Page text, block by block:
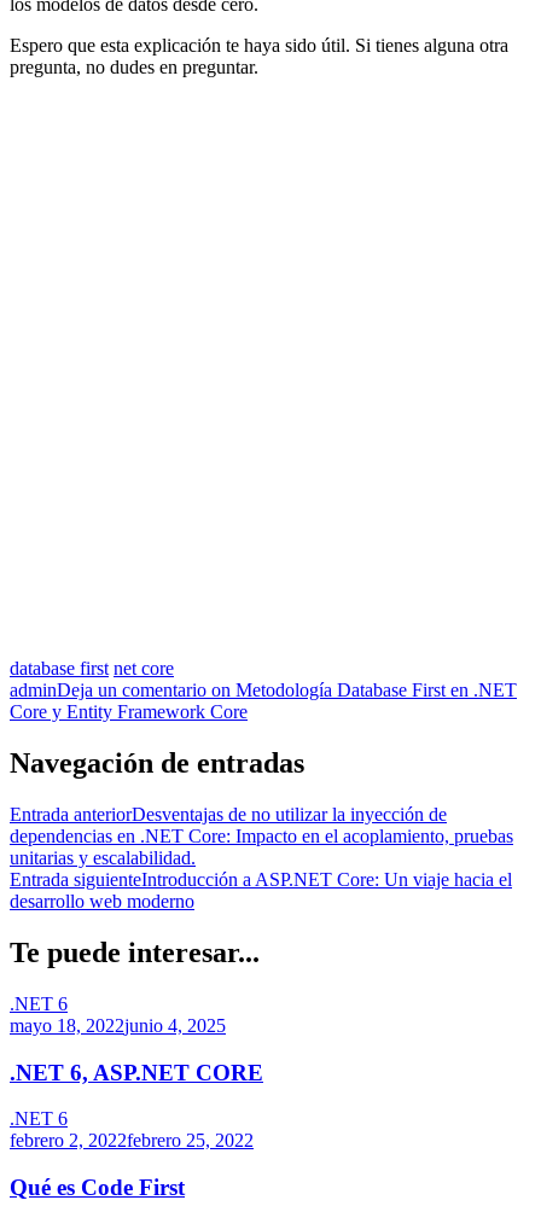
los modelos de datos desde cero.
Espero que esta explicación te haya sido útil. Si tienes alguna otra
pregunta, no dudes en preguntar.
database first net core
adminDeja un comentario on Metodología Database First en .NET
Core y Entity Framework Core
Navegación de entradas
Entrada anteriorDesventajas de no utilizar la inyección de
dependencias en .NET Core: Impacto en el acoplamiento, pruebas
unitarias y escalabilidad.
Entrada siguienteIntroducción a ASP.NET Core: Un viaje hacia el
desarrollo web moderno
Te puede interesar...
.NET 6
mayo 18, 2022junio 4, 2025
.NET 6, ASP.NET CORE
.NET 6
febrero 2, 2022febrero 25, 2022
Qué es Code First